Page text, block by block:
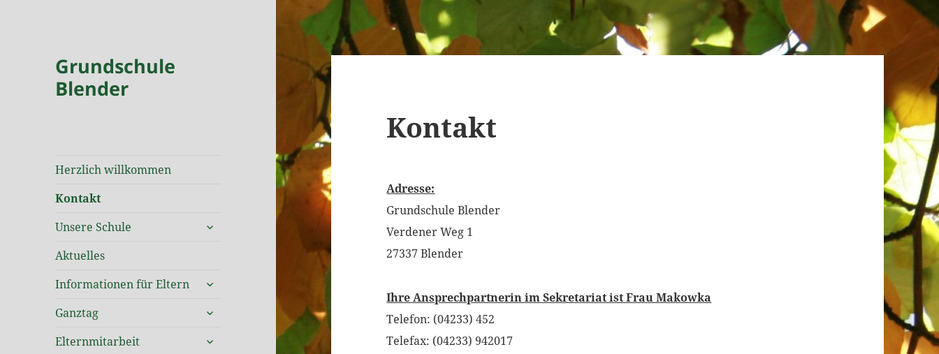
Grundschule
Blender
Herzlich willkommen
Kontakt
Unsere Schule
untermenü
Aktuelles
Informationen für Eltern
untermenü
Ganztag
untermenü
Elternmitarbeit
untermenü
Kontakt
Adresse:
Grundschule Blender
Verdener Weg 1
27337 Blender
Ihre Ansprechpartnerin im Sekretariat ist Frau Makowka
Telefon: (04233) 452
Telefax: (04233) 942017